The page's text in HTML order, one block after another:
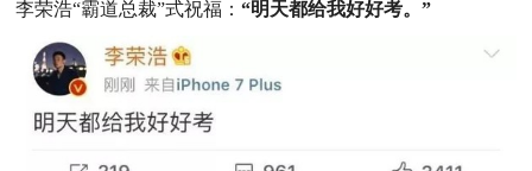
李荣浩“霸道总裁”式祝福：“明天都给我好好考。”